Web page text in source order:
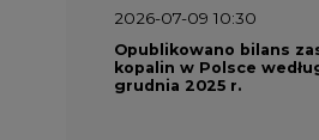
2026-07-09 10:30
Opublikowano bilans
kopalin w Polsce
grudnia 2025 r.